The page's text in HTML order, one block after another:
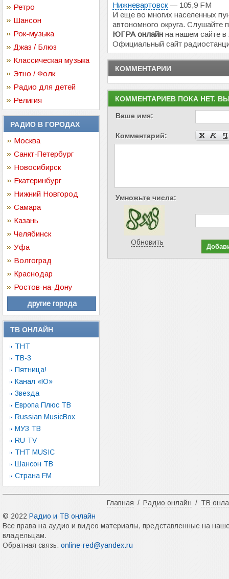
Ретро
Шансон
Рок-музыка
Джаз / Блюз
Классическая музыка
Этно / Фолк
Радио для детей
Религия
РАДИО В ГОРОДАХ
Москва
Санкт-Петербург
Новосибирск
Екатеринбург
Нижний Новгород
Самара
Казань
Челябинск
Уфа
Волгоград
Краснодар
Ростов-на-Дону
другие города
ТВ ОНЛАЙН
ТНТ
ТВ-3
Пятница!
Канал «Ю»
Звезда
Европа Плюс ТВ
Russian MusicBox
МУЗ ТВ
RU TV
ТНТ MUSIC
Шансон ТВ
Страна FM
Нижневартовск— 105,9 FM
И еще во многих населенных
автономного округа.
ЮГРА онлайн на нашем сайте
Официальный сайт
КОММЕНТАРИИ
КОММЕНТАРИЕВ ПОКА НЕТ.
Ваше имя:
Комментарий:
Умножьте числа:
Обновить
Главная / Радио онлайн / ТВ
© 2022 Радио и ТВ онлайн
Все права на аудио и видео материалы, представленные на
владельцам.
Обратная связь: online-red@yandex.ru